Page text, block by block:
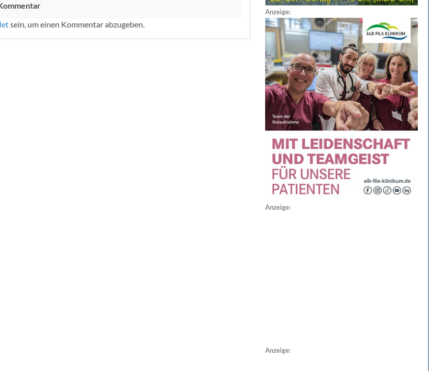
sein, um einen Kommentar abzugeben.
Anzeige:
Anzeige:
Anzeige: